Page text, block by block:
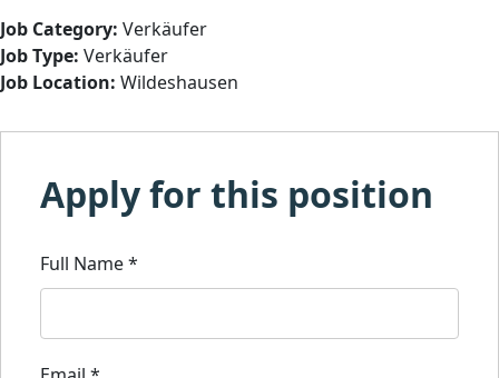
Job Category: Verkäufer
Job Type: Verkäufer
Job Location: Wildeshausen
Apply for this position
Full Name*